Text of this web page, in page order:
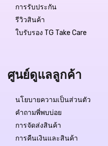
การรับประกัน
รีวิวสินค้า
ใบรับรอง TG Take Care
ศูนย์ดูแลลูกค้า
นโยบายความเป็นส่วนตัว
คำถามพี่พบบ่อย
การจัดส่งสินค้า
การคืนเงินและสินค้า